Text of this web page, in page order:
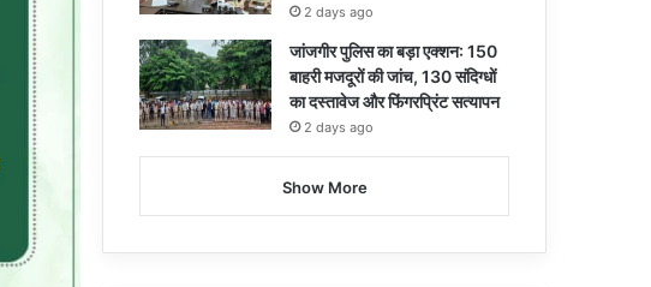
2 days ago
जांजगीर पुलिस का बड़ा एक्शन: 150
बाहरी मजदूरों की जांच, 130 संदिग्धों
का दस्तावेज और फिंगरप्रिंट सत्यापन
2 days ago
Show More